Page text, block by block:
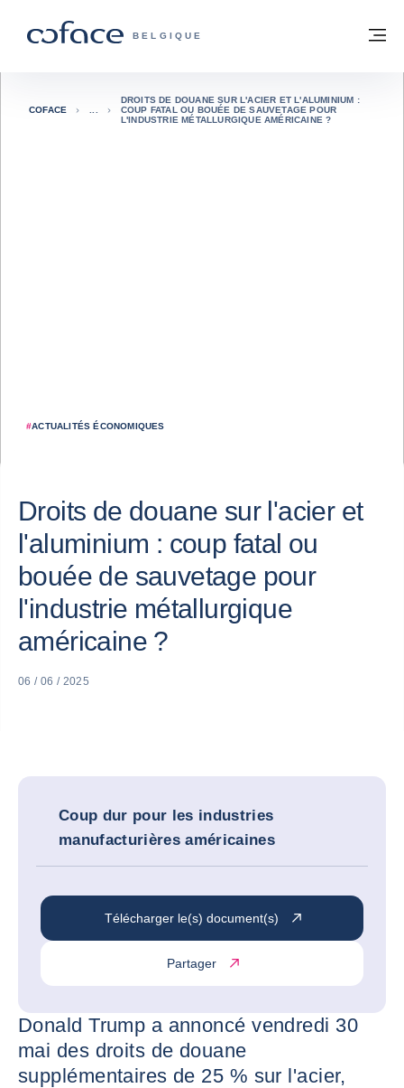
COFACE, FOR TRADE - PAGE
BELGIQUE
Retour à la page d'accueil
#ACTUALITÉS ÉCONOMIQUES
COFACE
DROITS DE DOUANE SUR L'ACIER ET L'ALUMINIUM :
COUP FATAL OU BOUÉE DE SAUVETAGE POUR
L'INDUSTRIE MÉTALLURGIQUE AMÉRICAINE ?
Droits de douane sur l'acier et
l'aluminium : coup fatal ou
bouée de sauvetage pour
l'industrie métallurgique
américaine ?
06 / 06 / 2025
Coup dur pour les industries
manufacturières américaines
Télécharger le(s) document(s)
Partager
Donald Trump a annoncé vendredi 30
mai des droits de douane
supplémentaires de 25 % sur l'acier,